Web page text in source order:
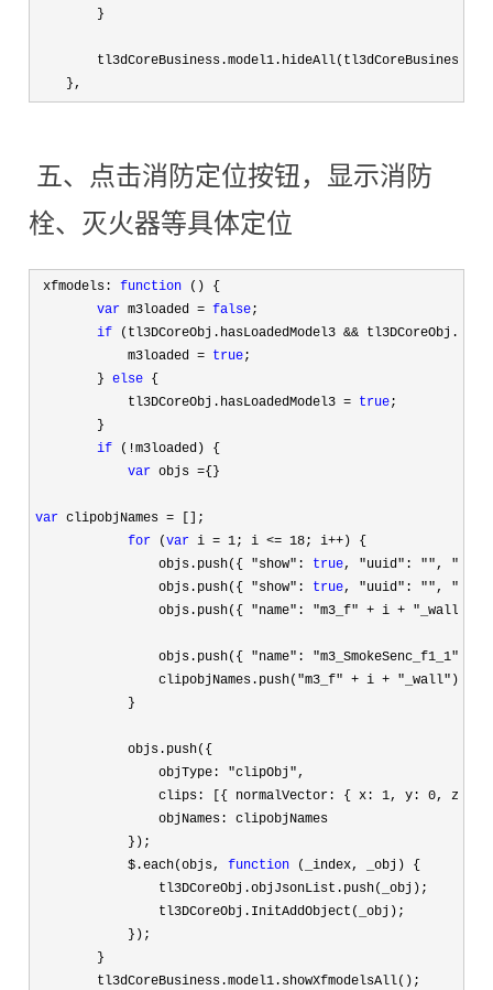
        }
    },
五、点击消防定位按钮，显示消防
栓、灭火器等具体定位
xfmodels: function () {
var m3loaded = false;
if (tl3DCoreObj.hasLoadedModel3 &&
            m3loaded
= true;
        }
else {
            tl3DCoreObj.hasLoadedModel3
= true;
        }
if (!m3loaded) {
var objs ={}
var clipobjNames = [];
for (var i = 1; i <= 18; i++ ) {
                objs.push({
"show": true, "uuid": "",
                objs.push({
"show": true, "uuid": "",
                objs.push({
"name": "m3_f" + i + "_wall",
                objs.push({
"name":
                clipobjNames.push(
"m3_f" + i + "_wall" );
            }
            objs.push({
                objType:
"clipObj",
                clips: [{ normalVector: { x:
1, y: 0, z: 0
                objNames: clipobjNames
            });
            $.each(objs,
function (_index, _obj) {
                tl3DCoreObj.objJsonList.push(_obj);
                tl3DCoreObj.InitAddObject(_obj);
            });
        }
        tl3dCoreBusiness.model1.showXfmodelsAll();